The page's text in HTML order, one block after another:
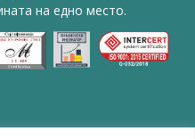
на едно место.